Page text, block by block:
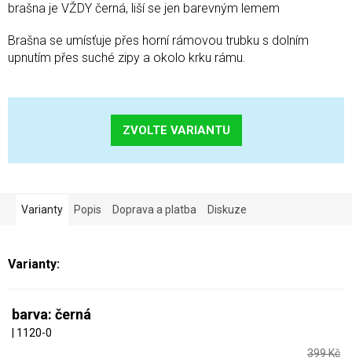
brašna je VŽDY černá, liší se jen barevným lemem
Brašna se umísťuje přes horní rámovou trubku s dolním
upnutím přes suché zipy a okolo krku rámu.
ZVOLTE VARIANTU
Varianty Popis Doprava a platba Diskuze
barva: černá
| 1120-0
399 Kč